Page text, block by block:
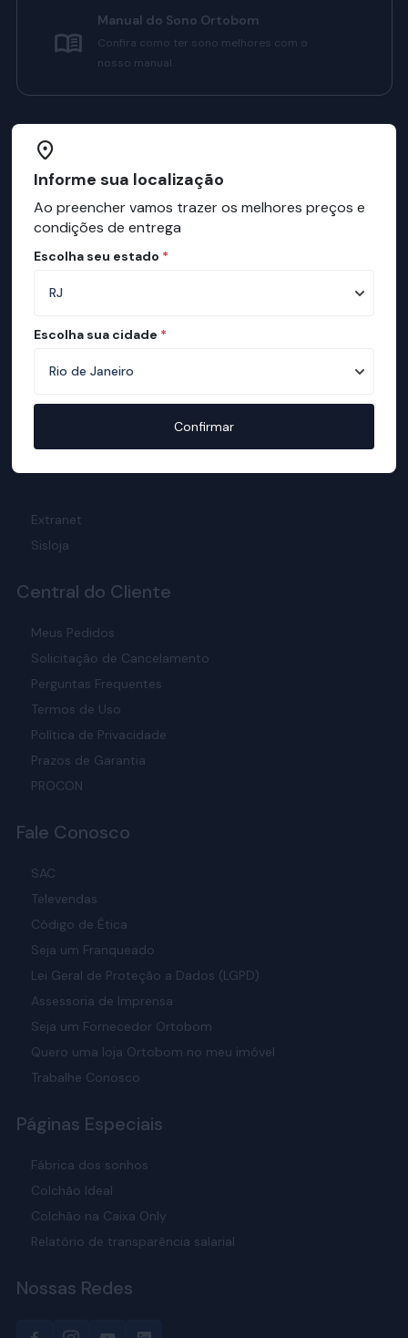
Manual do Sono Ortobom
Confira como ter sono melhores com o
nosso manual.
Institucional
Sobre a ortobom
Mapa de Lojas
Ortobom na Mídia
Manual do Sono
Mapa de conforto
Responsabilidade Social
Extranet
Sisloja
Central do Cliente
Meus Pedidos
Solicitação de Cancelamento
Perguntas Frequentes
Termos de Uso
Política de Privacidade
Prazos de Garantia
PROCON
Fale Conosco
SAC
Televendas
Código de Ética
Seja um Franqueado
Lei Geral de Proteção a Dados (LGPD)
Assessoria de Imprensa
Seja um Fornecedor Ortobom
Quero uma loja Ortobom no meu imóvel
Trabalhe Conosco
Páginas Especiais
Fábrica dos sonhos
Colchão Ideal
Colchão na Caixa Only
Relatório de transparência salarial
Nossas Redes
Informe sua localização
Ao preencher vamos trazer os melhores preços e
condições de entrega
Escolha seu estado *
Escolha sua cidade *
Confirmar